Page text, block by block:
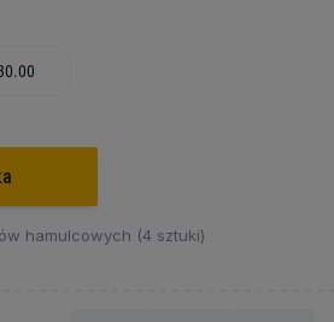
hamulcowych (4 sztuki)